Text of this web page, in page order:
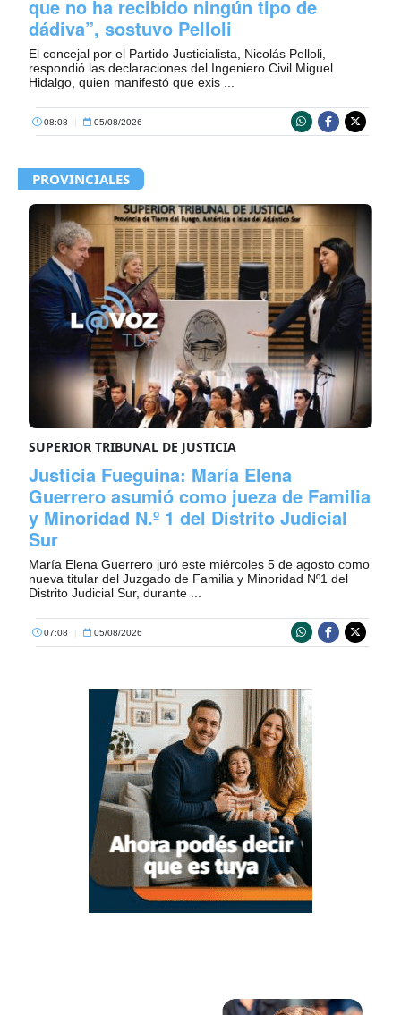
que no ha recibido ningún tipo de
dádiva”, sostuvo Pelloli
El concejal por el Partido Justicialista, Nicolás Pelloli,
respondió las declaraciones del Ingeniero Civil Miguel
Hidalgo, quien manifestó que exis ...
08:08 | 05/08/2026
PROVINCIALES
SUPERIOR TRIBUNAL DE JUSTICIA
Justicia Fueguina: María Elena
Guerrero asumió como jueza de Familia
y Minoridad N.º 1 del Distrito Judicial
Sur
María Elena Guerrero juró este miércoles 5 de agosto como
nueva titular del Juzgado de Familia y Minoridad Nº1 del
Distrito Judicial Sur, durante ...
07:08 | 05/08/2026